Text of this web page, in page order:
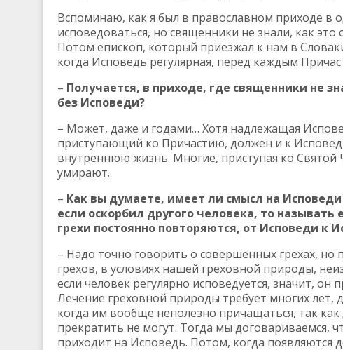
Вспоминаю, как я был в православном приходе в
исповедоваться, но священники не знали, как
Потом епископ, который приезжал к нам в
когда Исповедь регулярная, перед каждым
– Получается, в приходе, где священники не
без Исповеди?
– Может, даже и годами… Хотя надлежащая
приступающий ко Причастию, должен и к
внутреннюю жизнь. Многие, приступая ко
умирают.
– Как вы думаете, имеет ли смысл на
если оскорбил другого человека, то
грехи постоянно повторяются, от Исповеди к
– Надо точно говорить о совершённых грехах,
грехов, в условиях нашей греховной природы,
если человек регулярно исповедуется, значит, он
Лечение греховной природы требует многих лет,
когда им вообще неполезно причащаться, так
прекратить не могут. Тогда мы договариваемся,
приходит на Исповедь. Потом, когда